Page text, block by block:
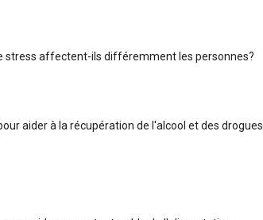
stress affectent-ils différemment les personnes?
aider à la récupération de l'alcool et des drogues